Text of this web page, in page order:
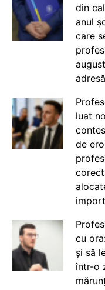
din
anul
care
luat
de
cu
și să
într-o